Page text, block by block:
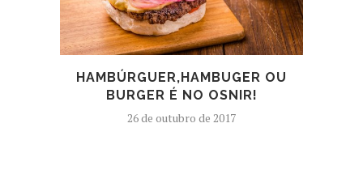
HAMBÚRGUER,HAMBUGER OU
BURGER É NO OSNIR!
26 de outubro de 2017